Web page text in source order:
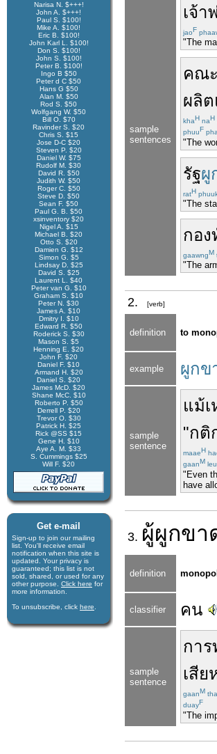
Narisa N. $+++!
John A. $+++!
Paul S. $100!
Mike A. $100!
Eric B. $100!
John Karl L. $100!
Don S. $100!
John S. $100!
Peter B. $100!
Ingo B $50
Peter d C $50
Hans G $50
Alan M. $50
Rod S. $50
Wolfgang W. $50
Bill O. $70
Ravinder S. $20
Chris S. $15
Jose D-C $20
Steven P. $20
Daniel W. $75
Rudolf M. $30
David R. $50
Judith W. $50
Roger C. $50
Steve D. $50
Sean F. $50
Paul G. B. $50
xsinventory $20
Nigel A. $15
Michael B. $20
Otto S. $20
Damien G. $12
Simon G. $5
Lindsay D. $25
David S. $25
Laurent L. $40
Peter van G. $10
Graham S. $10
Peter N. $30
James A. $10
Dmitry I. $10
Edward R. $50
Roderick S. $30
Mason S. $5
Henning E. $20
John F. $20
Daniel F. $10
Armand H. $20
Daniel S. $20
James McD. $20
Shane McC. $10
Roberto P. $50
Derrell P. $20
Trevor O. $30
Patrick H. $25
Rick @SS $15
Gene H. $10
Aye A. M. $33
S. Cummings $25
Will F. $20
Get e-mail
Sign-up to join our mail­ing
list. You'll receive e­mail
notification when this site is
updated. Your privacy is
guaran­teed; this list is not
sold, shared, or used for any
other purpose. Click here for
more infor­mation.
To unsubscribe, click here
sample
sentences
เจ้า
jaoF
"The
คณ
ผลิต
khaH naH
phuuF
"The
รัฐผู
ratH
"The
กอง
gaawngM
"The
2. [verb]
definition to
example ผูกข
sample
sentence
แม้
"กติ
maaeH
gaanM
"Even
have
3. ผู้ผูกขา
definition
classifier คน
sample
sentence
การ
เสีย
gaanM
duayF
"The